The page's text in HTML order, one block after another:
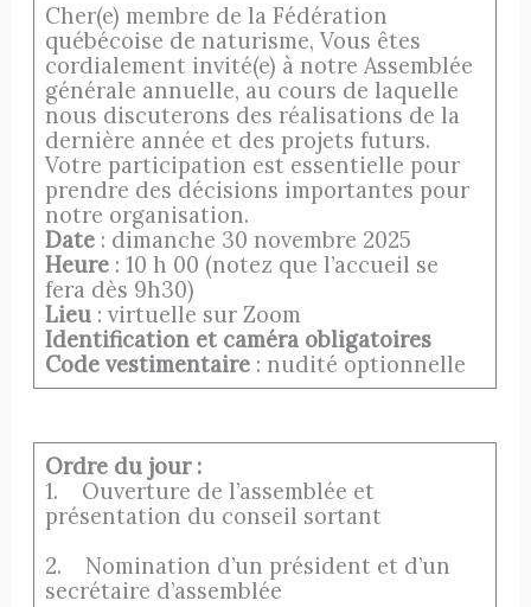
Cher(e) membre de la Fédération
québécoise de naturisme, Vous êtes
cordialement invité(e) à notre Assemblée
générale annuelle, au cours de laquelle
nous discuterons des réalisations de la
dernière année et des projets futurs.
Votre participation est essentielle pour
prendre des décisions importantes pour
notre organisation.
Date : dimanche 30 novembre 2025
Heure : 10 h 00 (notez que l’accueil se
fera dès 9h30)
Lieu : virtuelle sur Zoom
Identification et caméra obligatoires
Code vestimentaire : nudité optionnelle
Ordre du jour :
1. Ouverture de l’assemblée et
présentation du conseil sortant
2. Nomination d’un président et d’un
secrétaire d’assemblée